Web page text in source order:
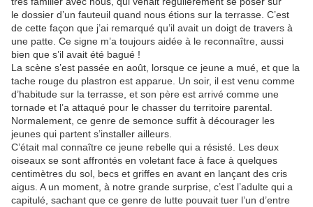
le dossier d’un fauteuil quand nous étions sur la terrasse. C’est
de cette façon que j’ai remarqué qu’il avait un doigt de travers à
une patte. Ce signe m’a toujours aidée à le reconnaître, aussi
bien que s’il avait été bagué !
La scène s’est passée en août, lorsque ce jeune a mué, et que la
tache rouge du plastron est apparue. Un soir, il est venu comme
d’habitude sur la terrasse, et son père est arrivé comme une
tornade et l’a attaqué pour le chasser du territoire parental.
Normalement, ce genre de semonce suffit à décourager les
jeunes qui partent s’installer ailleurs.
C’était mal connaître ce jeune rebelle qui a résisté. Les deux
oiseaux se sont affrontés en voletant face à face à quelques
centimètres du sol, becs et griffes en avant en lançant des cris
aigus. A un moment, à notre grande surprise, c’est l’adulte qui a
capitulé, sachant que ce genre de lutte pouvait tuer l’un d’entre